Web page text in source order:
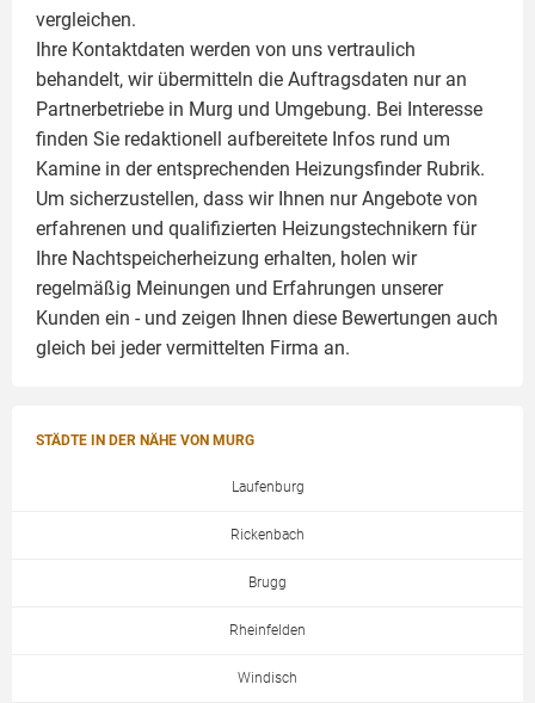
vergleichen.
Ihre Kontaktdaten werden von uns vertraulich
behandelt, wir übermitteln die Auftragsdaten nur an
Partnerbetriebe in Murg und Umgebung. Bei Interesse
finden Sie redaktionell aufbereitete Infos rund um
Kamine in der entsprechenden Heizungsfinder Rubrik.
Um sicherzustellen, dass wir Ihnen nur Angebote von
erfahrenen und qualifizierten Heizungstechnikern für
Ihre Nachtspeicherheizung erhalten, holen wir
regelmäßig Meinungen und Erfahrungen unserer
Kunden ein - und zeigen Ihnen diese Bewertungen auch
gleich bei jeder vermittelten Firma an.
STÄDTE IN DER NÄHE VON MURG
Laufenburg
Rickenbach
Brugg
Rheinfelden
Windisch